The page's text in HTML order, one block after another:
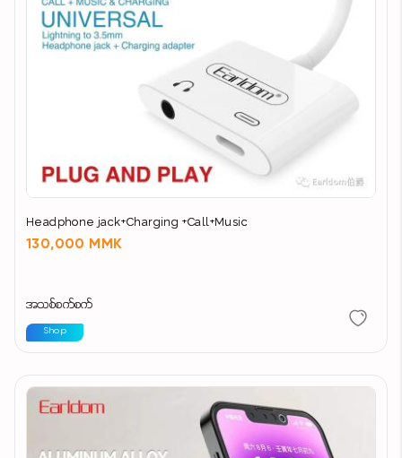
Headphone jack+Charging +Call+Music
130,000 MMK
အသစ်စက်စက်
Shop